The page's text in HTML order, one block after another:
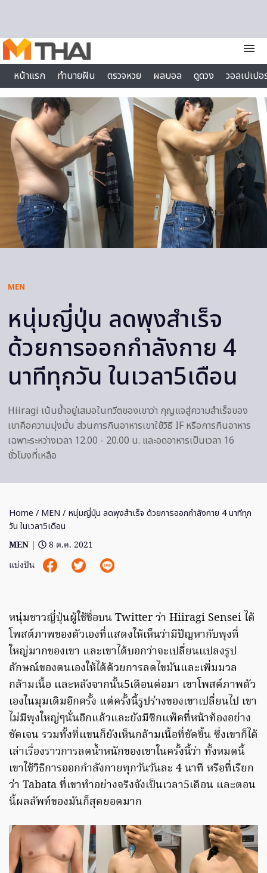
menu
หน้าแรก
ทำนายฝัน ตรวจหวย ผลบอล ดูดวง
วอลเปเป
ไลฟ์สไตล์
MEN
หนุ่มญี่ปุ่น ลดพุงสำเร็จ
ด้วยการออกกำลังกาย 4
นาทีทุกวัน ในเวลา5เดือน
Hiiragi เน้นย้ำอยู่เสมอในทวีตของเขาว่า กุญแจสู่ความสำเร็จของ
เขาคือความมุ่งมั่น ส่วนการกินอาหารเขาใช้วิธี IF หรือการกินอาหาร
เฉพาะระหว่างเวลา 12.00 - 20.00 น. และอดอาหารเป็นเวลา 16
ชั่วโมงที่เหลือ
Home / MEN / หนุ่มญี่ปุ่น ลดพุงสำเร็จ ด้วยการออกกำลังกาย 4 นาทีทุก
วัน ในเวลา5เดือน
MEN |
8 ต.ค. 2021
แบ่งปัน
หนุ่มชาวญี่ปุ่นผู้ใช้ชื่อบน Twitter ว่า Hiiragi Sensei ได้
โพสต์ภาพของตัวเองที่แสดงให้เห็นว่ามีปัญหากับพุงที่
ใหญ่มากของเขา และเขาได้บอกว่าจะเปลี่ยนแปลงรูป
ลักษณ์ของตนเองให้ได้ด้วยการลดไขมันและเพิ่มมวล
กล้ามเนื้อ และหลังจากนั้น5เดือนต่อมา เขาโพสต์ภาพตัว
เองในมุมเดิมอีกครั้ง แต่ครั้งนี้รูปร่างของเขาเปลี่ยนไป เขา
ไม่มีพุงใหญ่ๆนั่นอีกแล้วและยังมีซิกแพ็คที่หน้าท้องอย่าง
ชัดเจน รวมทั้งที่แขนก็ยังเห็นกล้ามเนื้อที่ชัดขึ้น ซึ่งเขาก็ได้
เล่าเรื่องราวการลดน้ำหนักของเขาในครั้งนี้ว่า ทั้งหมดนี้
เขาใช้วิธีการออกกำลังกายทุกวันวันละ 4 นาที หรือที่เรียก
ว่า Tabata ที่เขาทำอย่างจริงจังเป็นเวลา5เดือน และตอน
นี้ผลลัพท์ของมันก็สุดยอดมาก